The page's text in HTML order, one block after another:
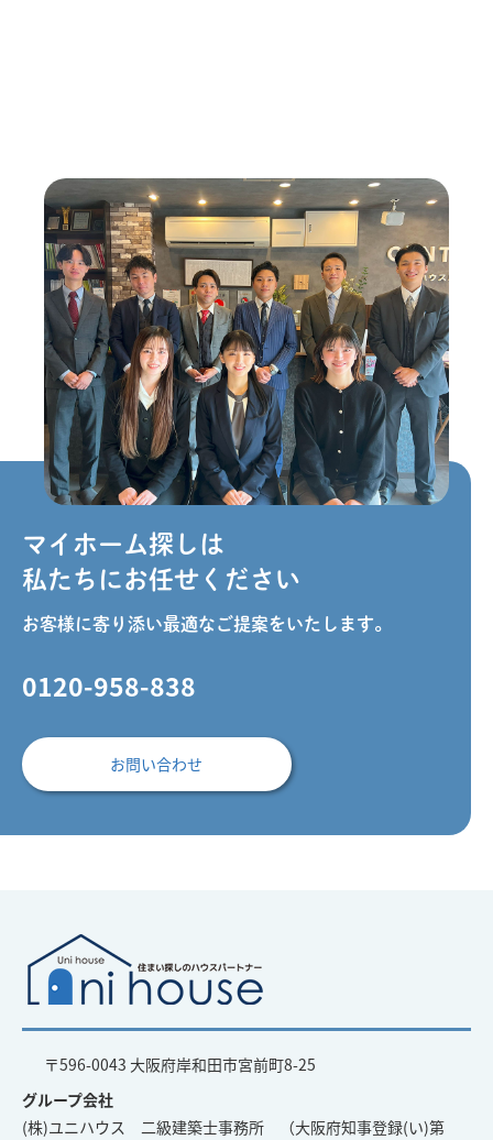
マイホーム探しは
私たちにお任せください
お客様に寄り添い最適なご提案をいたします。
0120-958-838
お問い合わせ
〒596-0043 大阪府岸和田市宮前町8-25
グループ会社
(株)ユニハウス 二級建築士事務所 （大阪府知事登録(い)第